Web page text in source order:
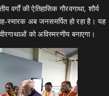
की ऐतिहासिक गौरवगाथा, शौर्य
स्मारक अब जनसमर्पित हो रहा है। यह
को अविस्मरणीय बनाएगा।